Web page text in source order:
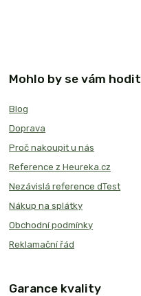
Mohlo by se vám hodit
Blog
Doprava
Proč nakoupit u nás
Reference z Heureka.cz
Nezávislá reference dTest
Nákup na splátky
Obchodní podmínky
Reklamační řád
Garance kvality